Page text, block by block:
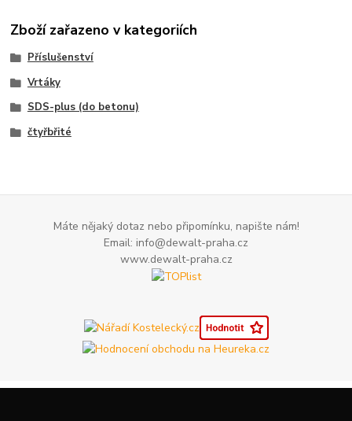
Zboží zařazeno v kategoriích
Příslušenství
Vrtáky
SDS-plus (do betonu)
čtyřbřité
Máte nějaký dotaz nebo připomínku, napište nám!
Email: info@dewalt-praha.cz
www.dewalt-praha.cz